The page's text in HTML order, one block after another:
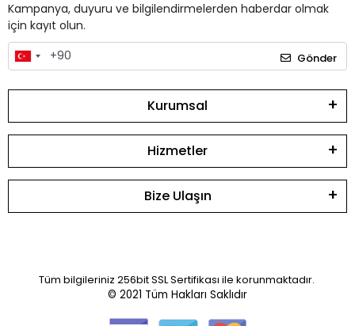
Kampanya, duyuru ve bilgilendirmelerden haberdar olmak
için kayıt olun.
Gönder
Kurumsal
Hizmetler
Bize Ulaşın
Tüm bilgileriniz 256bit SSL Sertifikası ile korunmaktadır.
© 2021 Tüm Hakları Saklıdır